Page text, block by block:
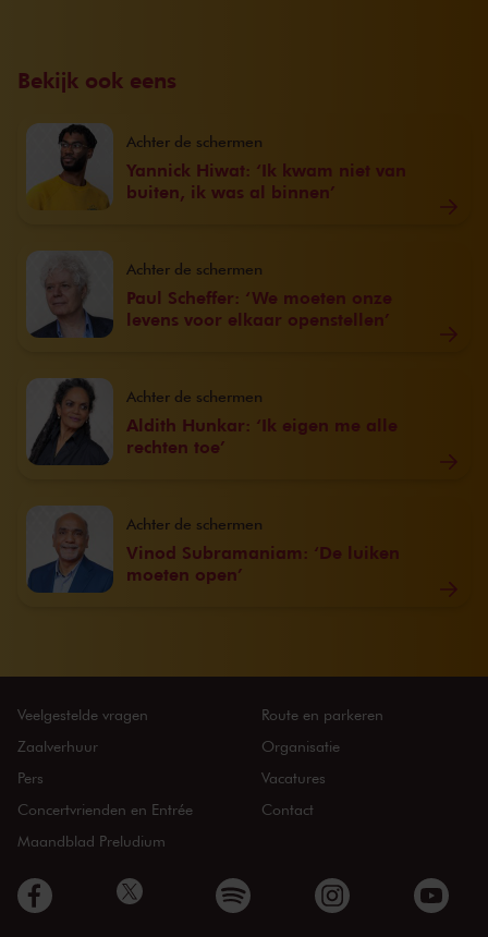
Bekijk ook eens
Yannick Hiwat: ‘Ik kwam niet van
buiten, ik was al binnen’
Achter de schermen
Paul Scheffer: ‘We moeten onze
levens voor elkaar openstellen’
Achter de schermen
Aldith Hunkar: ‘Ik eigen me alle
rechten toe’
Achter de schermen
Vinod Subramaniam: ‘De luiken
moeten open’
Achter de schermen
Veelgestelde vragen
Zaalverhuur
Pers
Concertvrienden en Entrée
Maandblad Preludium
Route en parkeren
Organisatie
Vacatures
Contact